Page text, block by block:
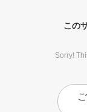
この
Sorry!